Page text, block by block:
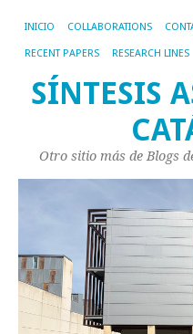
INICIO COLLABORATIONS
RECENT PAPERS RESEARCH LINES
SÍNTESIS
Otro sitio más de Blogs